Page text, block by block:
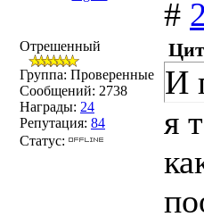
#
Отрешенный
Группа: Проверенные
Сообщений: 2738
Награды: 24
Репутация: 84
Статус:
И
я